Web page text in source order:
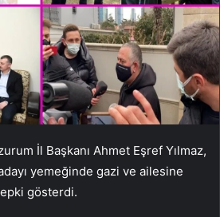
İl Başkanı Ahmet Eşref Yılmaz,
yemeğinde gazi ve ailesine
gösterdi.